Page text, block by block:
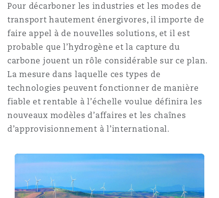
Pour décarboner les industries et les modes de
transport hautement énergivores, il importe de
faire appel à de nouvelles solutions, et il est
probable que l’hydrogène et la capture du
carbone jouent un rôle considérable sur ce plan.
La mesure dans laquelle ces types de
technologies peuvent fonctionner de manière
fiable et rentable à l’échelle voulue définira les
nouveaux modèles d’affaires et les chaînes
d’approvisionnement à l’international.
Production of Hydrogen in Mexico: Current